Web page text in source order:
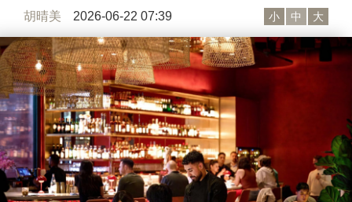
胡晴美 2026-06-22 07:39 小 中 大